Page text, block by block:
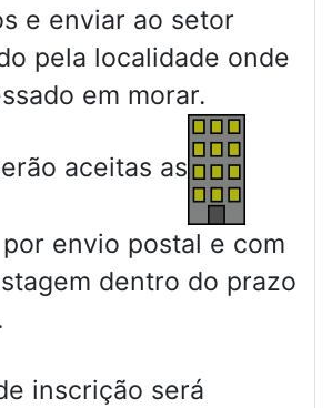
e enviar ao setor
pela localidade onde
em morar.
aceitas as
envio postal e com
dentro do prazo
inscrição será